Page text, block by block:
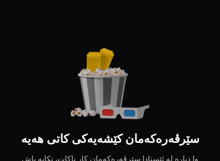
سێرڤەرەکەمان کێشەیەکی کاتی هەیە
وا دیارە لە ئێستادا سێرڤەرەکەمان کار ناکات، تکایە پاش